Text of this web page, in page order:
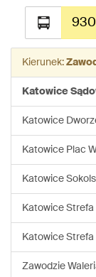
930
Kierunek:
Katowice
Katowice
Katowice Plac
Katowice
Katowice
Katowice
Zawodzie